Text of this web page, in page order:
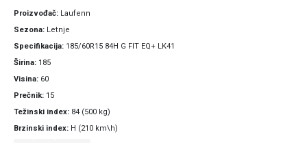
Proizvođač Laufenn
Sezona Letnje
Specifikacija 185/60R15 84H G FIT EQ+ LK41
Širina 185
Visina 60
Prečnik 15
Težinski index 84 (500 kg)
Brzinski index H (210 km\h)